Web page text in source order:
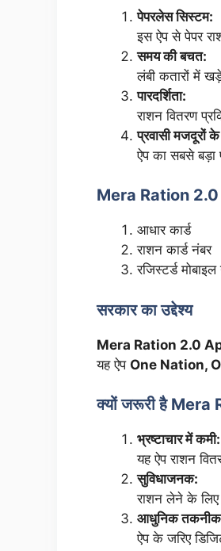
पेपरलेस सिस्टम:
इस ऐप से पेपर
समय की बचत:
लंबी कतारों में
पारदर्शिता:
राशन वितरण
प्रवासी मजदूरों
ऐप का सबसे बड़ा
Mera Ration 2.0
आधार कार्ड
राशन कार्ड नंबर
रजिस्टर्ड
सरकार का उद्देश्य
Mera Ration 2.0
यह ऐप One Nation,
क्यों जरूरी है
भ्रष्टाचार में कमी:
यह ऐप राशन
सुविधाजनक:
राशन लेने के लिए
आधुनिक तकनीक
ऐप के जरिए